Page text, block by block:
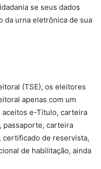
se seus dados
da urna eletrônica de sua
(TSE), os eleitores
apenas com um
aceitos e-Título, carteira
passaporte, carteira
de reservista,
de habilitação, ainda